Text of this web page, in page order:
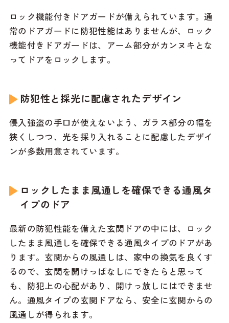
ロック機能付きドアガードが備えられています。通
常のドアガードに防犯性能はありませんが、ロック
機能付きドアガードは、アーム部分がカンヌキとな
ってドアをロックします。
防犯性と採光に配慮されたデザイン
侵入強盗の手口が使えないよう、ガラス部分の幅を
狭くしつつ、光を採り入れることに配慮したデザイ
ンが多数用意されています。
ロックしたまま風通しを確保できる通風タ
イプのドア
最新の防犯性能を備えた玄関ドアの中には、ロック
したまま風通しを確保できる通風タイプのドアがあ
ります。玄関からの風通しは、家中の換気を良くす
るので、玄関を開けっぱなしにできたらと思って
も、防犯上の心配があり、開けっ放しにはできませ
ん。通風タイプの玄関ドアなら、安全に玄関からの
風通しが得られます。